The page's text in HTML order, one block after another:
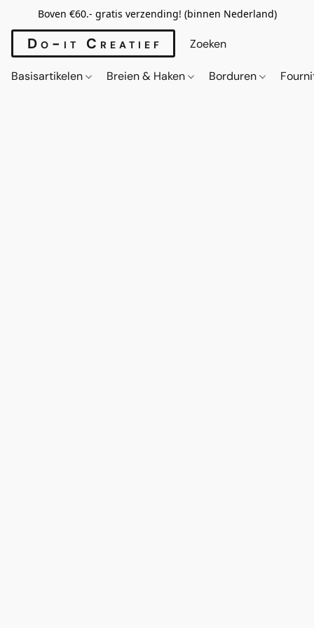
Boven €60.- gratis verzending! (binnen Nederland)
Do-it Creatief
Basisartikelen Breien & Haken Borduren